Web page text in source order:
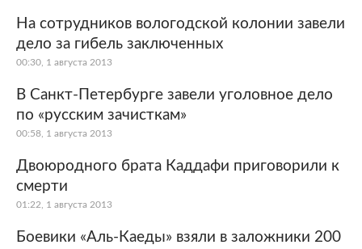
Все рубрики Россия
Мир
Экономика Силовые структуры
Наука и техника
Культура Интернет и СМИ
Ценности
Из жизни Среда обитания
На сотрудников вологодской колонии завели
дело за гибель заключенных
00:30, 1 августа 2013
В Санкт-Петербурге завели уголовное дело
по «русским зачисткам»
00:58, 1 августа 2013
Двоюродного брата Каддафи приговорили к
смерти
01:22, 1 августа 2013
Боевики «Аль-Каеды» взяли в заложники 200